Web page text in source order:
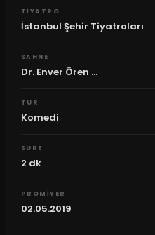
TIYATRO
İstanbul Şehir Tiyatroları
SAHNE
Dr. Enver Ören ...
TUR
Komedi
SURE
2 dk
PROMIYER
02.05.2019